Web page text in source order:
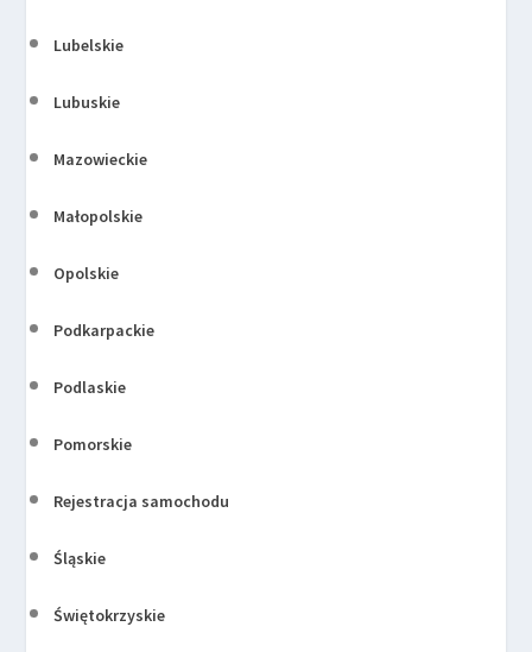
Lubelskie
Lubuskie
Mazowieckie
Małopolskie
Opolskie
Podkarpackie
Podlaskie
Pomorskie
Rejestracja samochodu
Śląskie
Świętokrzyskie